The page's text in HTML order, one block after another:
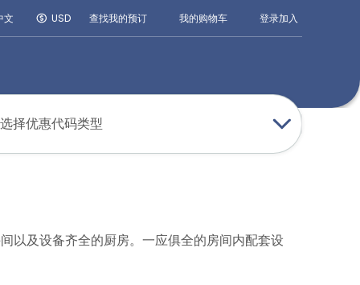
文 USD 查找我的预订 我的购物车 登录加入
选择优惠代码类型
以及设备齐全的厨房。一应俱全的房间内配套设